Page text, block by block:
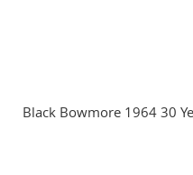
Black Bowmore 1964 30